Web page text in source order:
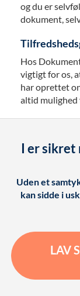
og du er
dokument,
Hos
vigtigt for os,
har oprettet
altid mulighed
I er
Uden et
kan sidde i
LAV